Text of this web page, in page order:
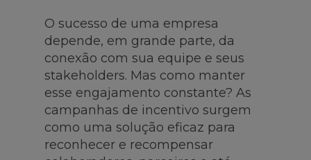
O sucesso de uma empresa
depende, em grande parte, da
conexão com sua equipe e seus
stakeholders. Mas como manter
esse engajamento constante? As
campanhas de incentivo surgem
como uma solução eficaz para
reconhecer e recompensar